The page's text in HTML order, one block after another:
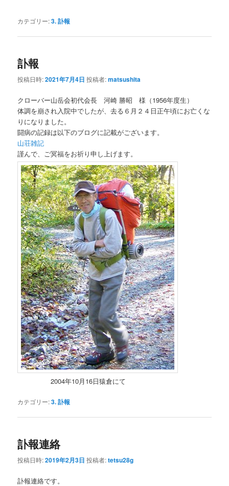
カテゴリー:3. 訃報
訃報
投稿日時:2021年7月4日 投稿者:matsushita
クローバー山岳会初代会長 河崎 勝昭 様（1956年度生）
体調を崩され入院中でしたが、去る６月２４日正午頃にお亡くな
りになりました。
闘病の記録は以下のブログに記載がございます。
山荘雑記
謹んで、ご冥福をお祈り申し上げます。
2004年10月16日猿倉にて
カテゴリー:3. 訃報
訃報連絡
投稿日時:2019年2月3日 投稿者:tetsu28g
訃報連絡です。